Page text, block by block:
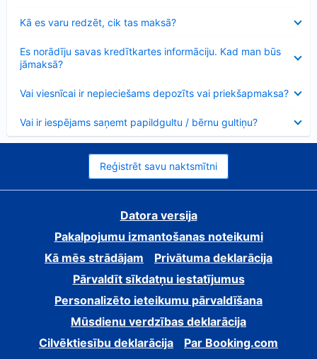
Kā es varu redzēt, cik tas maksā?
Es norādīju savas kredītkartes informāciju. Kad man būs
jāmaksā?
Vai viesnīcai ir nepieciešams depozīts vai priekšapmaksa?
Vai ir iespējams saņemt papildgultu / bērnu gultiņu?
Reģistrēt savu naktsmītni
Datora versija
Pakalpojumu izmantošanas noteikumi
Kā mēs strādājam
Privātuma deklarācija
Pārvaldīt sīkdatņu iestatījumus
Personalizēto ieteikumu pārvaldīšana
Mūsdienu verdzības deklarācija
Cilvēktiesību deklarācija
Par Booking.com